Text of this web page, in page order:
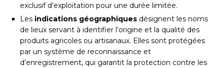
exclusif d’exploitation pour une durée limitée.
Les indications géographiques désignent les noms
de lieux servant à identifier l’origine et la qualité des
produits agricoles ou artisanaux. Elles sont protégées
par un système de reconnaissance et
d’enregistrement, qui garantit la protection contre les